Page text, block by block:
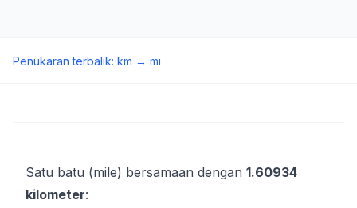
Penukaran terbalik: km → mi
Satu batu (mile) bersamaan dengan 1.60934
kilometer: